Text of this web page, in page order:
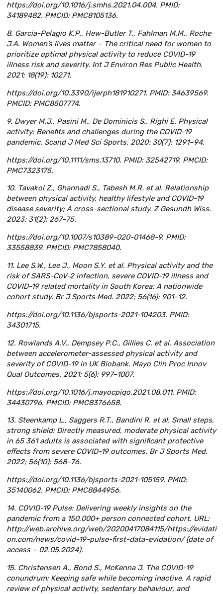
https://doi.org/10.1016/j.smhs.2021.04.004. PMID:
34189482. PMCID: PMC8105136.
8. Garcia-Pelagio K.P., Hew-Butler T., Fahlman M.M., Roche
J.A. Women’s lives matter – The critical need for women to
prioritize optimal physical activity to reduce COVID-19
illness risk and severity. Int J Environ Res Public Health.
2021; 18(19): 10271.
https://doi.org/10.3390/ijerph181910271. PMID: 34639569.
PMCID: PMC8507774.
9. Dwyer M.J., Pasini M., De Dominicis S., Righi E. Physical
activity: Benefits and challenges during the COVID-19
pandemic. Scand J Med Sci Sports. 2020; 30(7): 1291–94.
https://doi.org/10.1111/sms.13710. PMID: 32542719. PMCID:
PMC7323175.
10. Tavakol Z., Ghannadi S., Tabesh M.R. et al. Relationship
between physical activity, healthy lifestyle and COVID-19
disease severity; A cross-sectional study. Z Gesundh Wiss.
2023; 31(2): 267–75.
https://doi.org/10.1007/s10389-020-01468-9. PMID:
33558839. PMCID: PMC7858040.
11. Lee S.W., Lee J., Moon S.Y. et al. Physical activity and the
risk of SARS-CoV-2 infection, severe COVID-19 illness and
COVID-19 related mortality in South Korea: A nationwide
cohort study. Br J Sports Med. 2022; 56(16): 901–12.
https://doi.org/10.1136/bjsports-2021-104203. PMID:
34301715.
12. Rowlands A.V., Dempsey P.C., Gillies C. et al. Association
between accelerometer-assessed physical activity and
severity of COVID-19 in UK Biobank. Mayo Clin Proc Innov
Qual Outcomes. 2021; 5(6): 997–1007.
https://doi.org/10.1016/j.mayocpiqo.2021.08.011. PMID:
34430796. PMCID: PMC8376658.
13. Steenkamp L., Saggers R.T., Bandini R. et al. Small steps,
strong shield: Directly measured, moderate physical activity
in 65 361 adults is associated with significant protective
effects from severe COVID-19 outcomes. Br J Sports Med.
2022; 56(10): 568–76.
https://doi.org/10.1136/bjsports-2021-105159. PMID:
35140062. PMCID: PMC8844956.
14. COVID-19 Pulse: Delivering weekly insights on the
pandemic from a 150,000+ person connected cohort. URL:
http://web.archive.org/web/20200417084115/https://evidati
on.com/news/covid-19-pulse-first-data-evidation/ (date of
access – 02.05.2024).
15. Christensen A., Bond S., McKenna J. The COVID-19
conundrum: Keeping safe while becoming inactive. A rapid
review of physical activity, sedentary behaviour, and